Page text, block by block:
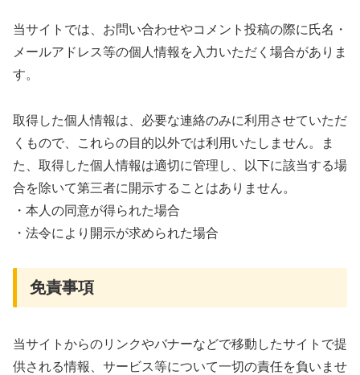
当サイトでは、お問い合わせやコメント投稿の際に氏名・
メールアドレス等の個人情報を入力いただく場合がありま
す。
取得した個人情報は、必要な連絡のみに利用させていただ
くもので、これらの目的以外では利用いたしません。ま
た、取得した個人情報は適切に管理し、以下に該当する場
合を除いて第三者に開示することはありません。
・本人の同意が得られた場合
・法令により開示が求められた場合
免責事項
当サイトからのリンクやバナーなどで移動したサイトで提
供される情報、サービス等について一切の責任を負いませ